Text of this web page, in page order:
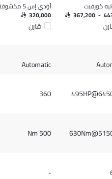
كورفيت
SAR 367,200 -
أودي إس 5 مكشوفة
SAR 320,000
قارن
Automatic
360
500 Nm
-